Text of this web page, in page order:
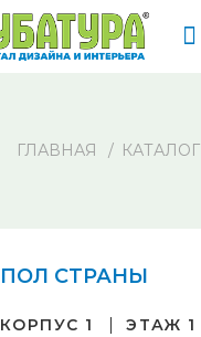
ГЛАВНАЯ КАТАЛОГ
ПОЛ СТРАНЫ
КОРПУС 1
ЭТАЖ 1